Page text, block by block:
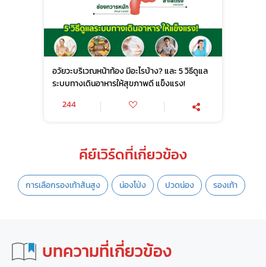
อวัยวะบริเวณหน้าท้อง มีอะไรบ้าง? และ 5 วิธีดูแล
ระบบทางเดินอาหารให้สุขภาพดี แข็งแรง!
244
คีย์เวิร์ดที่เกี่ยวข้อง
การเลือกรองเท้าส้นสูง น่องโป่ง ปวดน่อง รองเท้า
บทความที่เกี่ยวข้อง